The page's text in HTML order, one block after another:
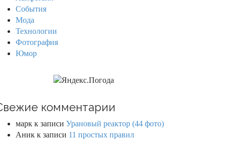
События
Мода
Технологии
Фотография
Юмор
комментарии
марк к записи Урановый реактор (44 фото)
Аник к записи 11 простых правил